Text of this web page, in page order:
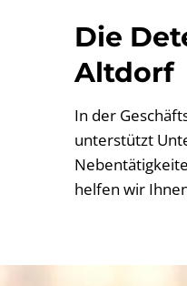
Die
Altdorf
In der
unterstützt
helfen wir